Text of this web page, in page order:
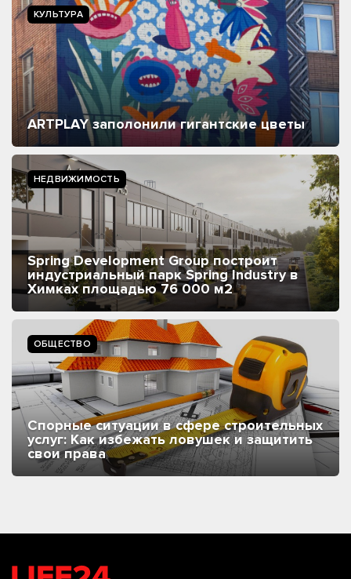
КУЛЬТУРА
ARTPLAY заполонили гигантские цветы
НЕДВИЖИМОСТЬ
Spring Development Group построит
индустриальный парк Spring Industry в
Химках площадью 76 000 м2
ОБЩЕСТВО
Спорные ситуации в сфере строительных
услуг: Как избежать ловушек и защитить
свои права